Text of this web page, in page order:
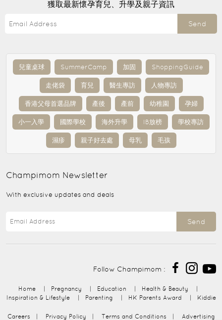
獲取最新懷孕育兒、升學及親子資訊
Send
兒童桌球 SummerCamp 加固 ShoppingGuide
走佬袋 育兒 醫生專訪 人物專訪
香港父母首選品牌 產後 產前 幼稚園 孕婦
小一入學 國際學校 海外升學 IB放榜 學校專訪
濕疹 親子好去處 母乳 毛孩
Champimom Newsletter
With exclusive updates and deals
Send
Follow Champimom :
Home Pregnancy Education Health & Beauty
Inspiration & Lifestyle
Parenting HK Parents Award Kiddie
Careers Privacy Policy Terms and Conditions Advertising